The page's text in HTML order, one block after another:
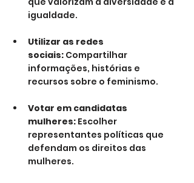
igualdade.
Utilizar as redes
sociais: Compartilhar
informações, histórias e
recursos sobre o feminismo.
Votar em candidatas
mulheres: Escolher
representantes políticas que
defendam os direitos das
mulheres.